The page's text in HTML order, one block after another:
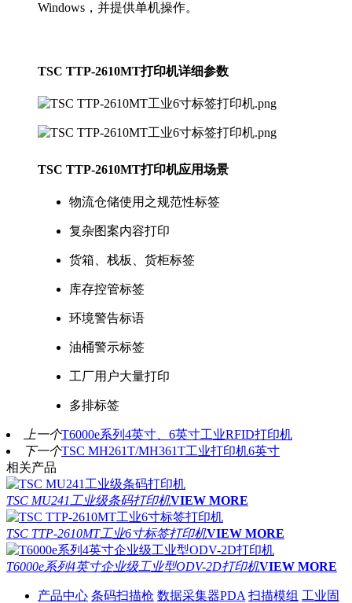
Windows，并提供单机操作。
TSC TTP-2610MT打印机详细参数
TSC TTP-2610MT打印机应用场景
物流仓储使用之规范性标签
复杂图案内容打印
货箱、栈板、货柜标签
库存控管标签
环境警告标语
油桶警示标签
工厂用户大量打印
多排标签
上一个T6000e系列4英寸、6英寸工业RFID打印机
下一个TSC MH261T/MH361T工业打印机6英寸
相关产品
TSC MU241工业级条码打印机VIEW MORE
TSC TTP-2610MT工业6寸标签打印机VIEW MORE
T6000e系列4英寸企业级工业型ODV-2D打印机VIEW MORE
产品中心 条码扫描枪 数据采集器PDA 扫描模组 工业固